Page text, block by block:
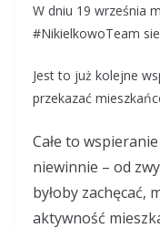
e
o
o
k
A
p
p
W dniu 19 września
#NikielkowoTeam
Jest to już kolejne
przekazać
Całe to
niewinnie – od
byłoby zachęcać,
aktywność